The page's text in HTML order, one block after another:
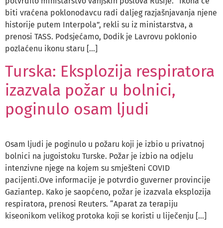
biti vraćena poklonodavcu radi daljeg razjašnjavanja njene
historije putem Interpola”, rekli su iz ministarstva, a
prenosi TASS. Podsjećamo, Dodik je Lavrovu poklonio
pozlaćenu ikonu staru […]
Turska: Eksplozija respiratora
izazvala požar u bolnici,
poginulo osam ljudi
Osam ljudi je poginulo u požaru koji je izbio u privatnoj
bolnici na jugoistoku Turske. Požar je izbio na odjelu
intenzivne njege na kojem su smješteni COVID
pacijenti.Ove informacije je potvrdio guverner provincije
Gaziantep. Kako je saopćeno, požar je izazvala eksplozija
respiratora, prenosi Reuters. “Aparat za terapiju
kiseonikom velikog protoka koji se koristi u liječenju […]